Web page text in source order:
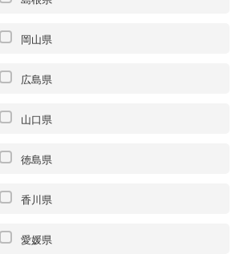
岡山県
広島県
山口県
徳島県
香川県
愛媛県